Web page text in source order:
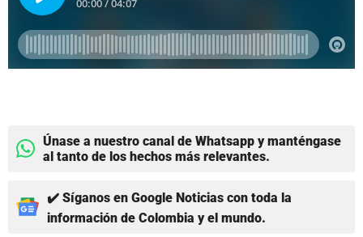
Únase a nuestro canal de Whatsapp y manténgase
al tanto de los hechos más relevantes.
✔️ Síganos en Google Noticias con toda la
información de Colombia y el mundo.